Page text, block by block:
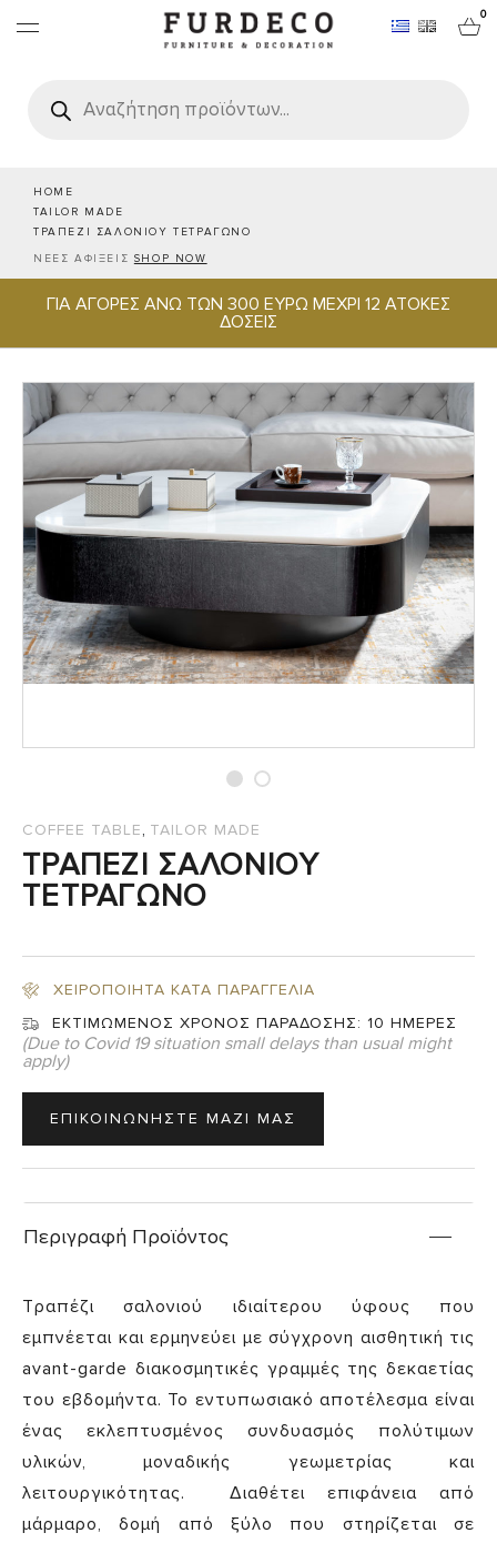
0
search
HOME
TAILOR MADE
ΤΡΑΠΕΖΙ ΣΑΛΟΝΙΟΥ ΤΕΤΡΑΓΩΝΟ
ΝΕΕΣ ΑΦΙΞΕΙΣ SHOP NOW
ΓΙΑ ΑΓΟΡΕΣ ΑΝΩ ΤΩΝ 300 ΕΥΡΩ ΜΕΧΡΙ 12 ΑΤΟΚΕΣ
ΔΟΣΕΙΣ
ΕΠΙΠΛΑ
ΧΑΛΙΑ
ΕΙΔΗ ΣΕΡΒΙΡΙΣΜΑΤΟΣ & ΦΙΛΟΞΕΝΙΑΣ
COFFEE TABLE, TAILOR MADE
ΤΡΑΠΕΖΙ ΣΑΛΟΝΙΟΥ
ΤΕΤΡΑΓΩΝΟ
ΧΕΙΡΟΠΟΙΗΤΑ ΚΑΤΑ ΠΑΡΑΓΓΕΛΙΑ
ΕΚΤΙΜΩΜΕΝΟΣ ΧΡΟΝΟΣ ΠΑΡΑΔΟΣΗΣ: 10 ΗΜΕΡΕΣ
(Due to Covid 19 situation small delays than usual might
apply)
ΕΠΙΚΟΙΝΩΝΗΣΤΕ ΜΑΖΙ ΜΑΣ
Περιγραφή Προϊόντος
Τραπέζι σαλονιού ιδιαίτερου ύφους που
εμπνέεται και ερμηνεύει με σύγχρονη αισθητική τις
avant-garde διακοσμητικές γραμμές της δεκαετίας
του εβδομήντα. Το εντυπωσιακό αποτέλεσμα είναι
ένας εκλεπτυσμένος συνδυασμός πολύτιμων
υλικών, μοναδικής γεωμετρίας και
λειτουργικότητας. Διαθέτει επιφάνεια από
μάρμαρο, δομή από ξύλο που στηρίζεται σε